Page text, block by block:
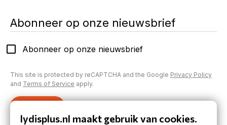
Abonneer op onze nieuwsbrief
Abonneer op onze nieuwsbrief
This site is protected by reCAPTCHA and the Google Privacy Policy
and Terms of Service apply.
lydisplus.nl maakt gebruik van cookies.